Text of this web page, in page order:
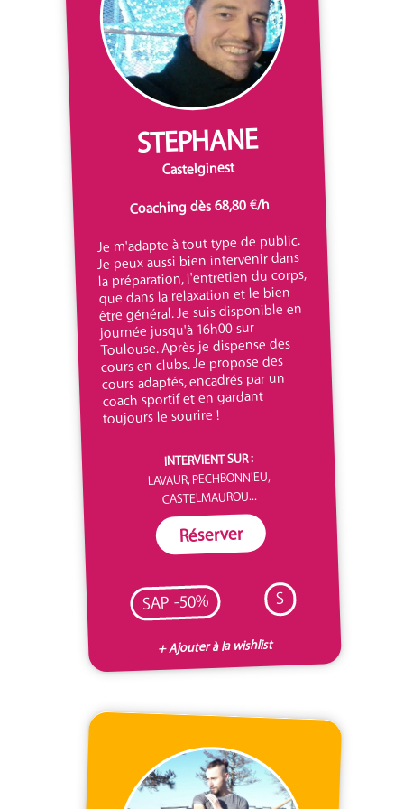
STEPHANE
Castelginest
Coaching dès 68,80 €/h
Je m'adapte à tout type de public.
Je peux aussi bien intervenir dans
la préparation, l'entretien du corps,
que dans la relaxation et le bien
être général. Je suis disponible en
journée jusqu'à 16h00 sur
Toulouse. Après je dispense des
cours en clubs. Je propose des
cours adaptés, encadrés par un
coach sportif et en gardant
toujours le sourire !
INTERVIENT SUR :
LAVAUR, PECHBONNIEU,
CASTELMAUROU...
Réserver
SAP -50% S
+ Ajouter à la wishlist